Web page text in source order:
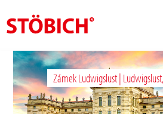
CS
O nás
Rešení
Zámek Ludwigslust |